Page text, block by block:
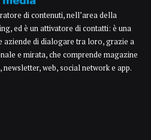
di contenuti, nell’area della
ed è un attivatore di contatti: è una
aziende di dialogare tra loro, grazie a
e mirata, che comprende magazine
web, social network e app.